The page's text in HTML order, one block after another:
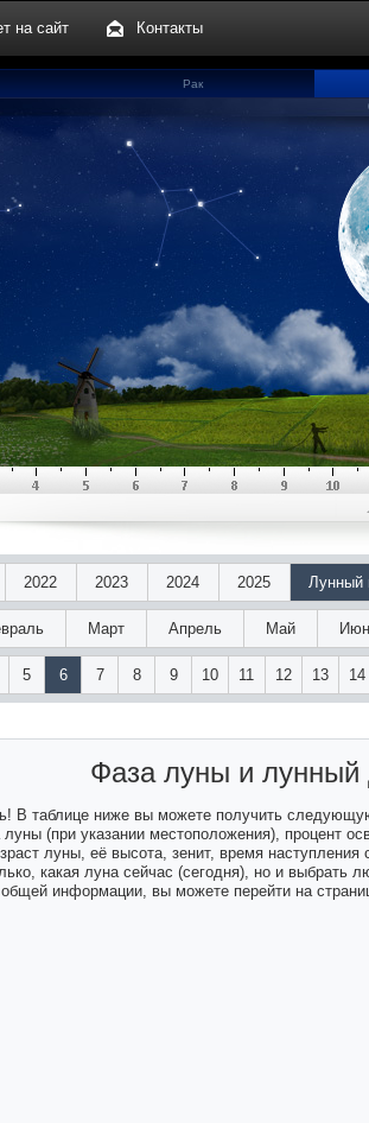
на сайт Контакты
Рак
2022 2023 2024 2025 Лунный
Март Апрель Май
5 6 7 8 9 10 11 12 13 14
Фаза луны и
В таблице ниже вы можете получить
(при указании местоположения), процент
луны, её высота, зенит, время
какая луна сейчас (сегодня), но и
информации, вы можете перейти на